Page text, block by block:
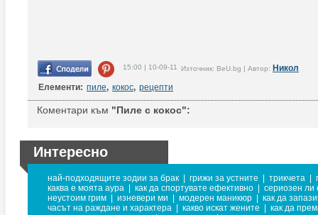
15:00 | 10-09-11 Източник: BeU.bg | Автор: Никол
Елементи: пиле, кокос, рецепти
Коментари към "Пиле с кокос":
Интересно
най-подходящите зодии за брак грижи за устните трикчета
каква е моята аура
как да спортувате ефективно
сериозен ли
неустоим грим
изневери ми модерен маникюр
как да
часът на раждане и характера
какво искат жените
как да